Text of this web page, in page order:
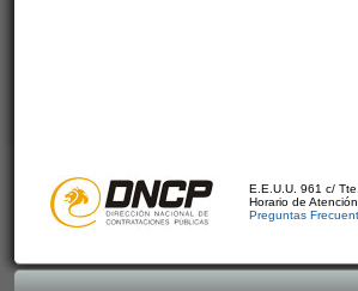
E.E.U.U. 961 c/
Horario de
Preguntas